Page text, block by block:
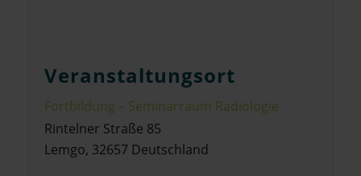
Veranstaltungsort
Fortbildung – Seminarraum Radiologie
Rintelner Straße 85
Lemgo, 32657 Deutschland